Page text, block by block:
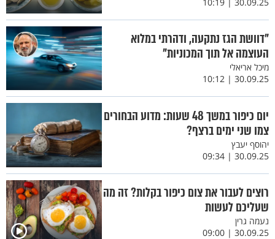
"דוושת הגז נתקעה, ודהרתי במלוא
העוצמה אל תוך המכוניות"
מיכל אריאלי
30.09.25 | 10:12
יום כיפור במשך 48 שעות: מדוע הבחורים
צמו שני ימים ברצף?
יהוסף יעבץ
30.09.25 | 09:34
רוצים לעבור את צום כיפור בקלות? זה מה
שעליכם לעשות
נעמה גרין
30.09.25 | 09:00